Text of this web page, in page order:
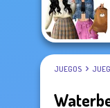
JUEGOS